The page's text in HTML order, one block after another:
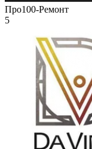
Про100-Ремонт
5